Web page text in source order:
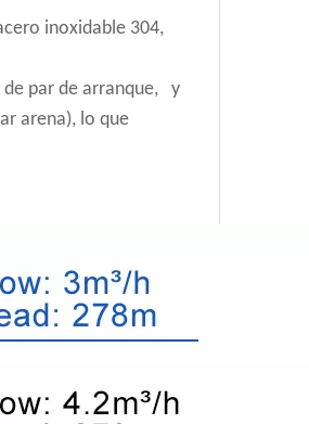
inoxidable 304,
par de arranque, y
arena), lo que